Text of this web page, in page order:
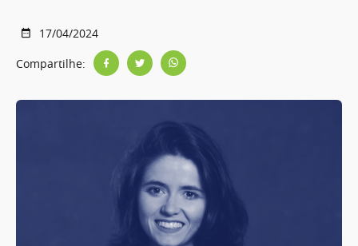
17/04/2024
Compartilhe: